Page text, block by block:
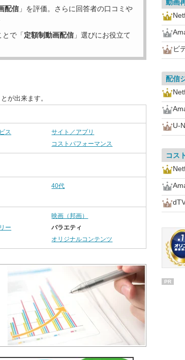
配信 」を評価。さらに回答者の口コミや
とで「定額制動画配信 」選びにお役立て
が出来ます。
ス
サイト／アプリ
コストパフォーマンス
40代
映画（邦画）
ー
バラエティ
オリジナルコンテンツ
動画
ビ
配信
U-
コス
PR